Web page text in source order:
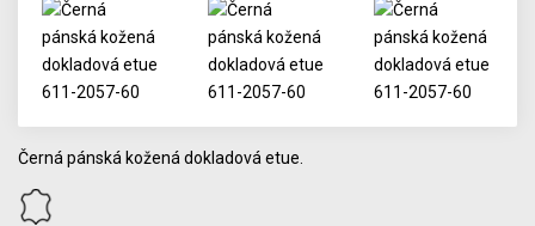
Černá pánská kožená dokladová etue.